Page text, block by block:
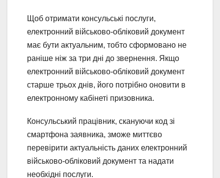
Щоб отримати консульські послуги,
електронний військово-обліковий документ
має бути актуальним, тобто сформовано не
раніше ніж за три дні до звернення. Якщо
електронний військово-обліковий документ
старше трьох днів, його потрібно оновити в
електронному кабінеті призовника.
Консульський працівник, скануючи код зі
смартфона заявника, зможе миттєво
перевірити актуальність даних електронний
військово-обліковий документ та надати
необхідні послуги.